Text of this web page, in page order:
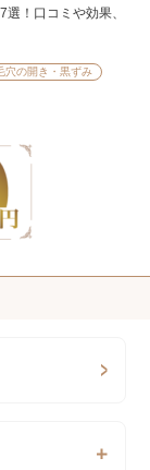
！口コミや効果、
穴の開き・黒ずみ